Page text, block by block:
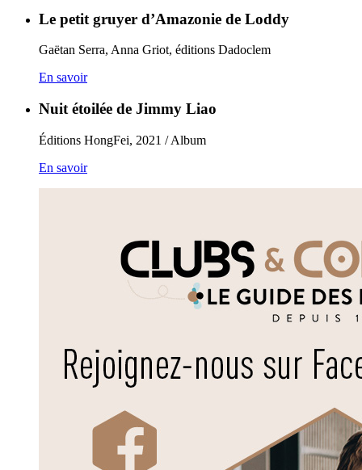
Le petit gruyer d’Amazonie de Loddy
Gaëtan Serra, Anna Griot, éditions Dadoclem
En savoir
Nuit étoilée de Jimmy Liao
Éditions HongFei, 2021 / Album
En savoir